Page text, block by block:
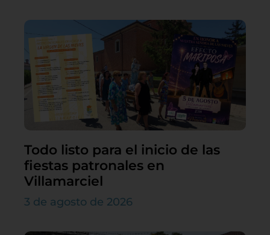
Todo listo para el inicio de las
fiestas patronales en
Villamarciel
3 de agosto de 2026